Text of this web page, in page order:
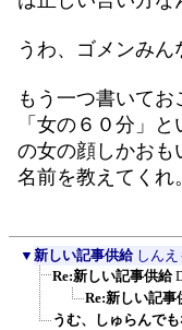
うわ、ゴメンみ
もう一つ書いて
「女の６０分」
の女の顔しかおも
名前を教えてく
▼ 新しい記事供給 しんえ
Re:新しい記事供給
Re:新しい記事
うむ、しゅらんで